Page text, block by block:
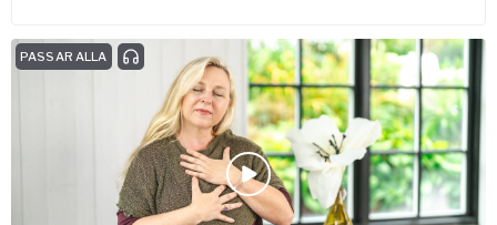
PASSAR ALLA